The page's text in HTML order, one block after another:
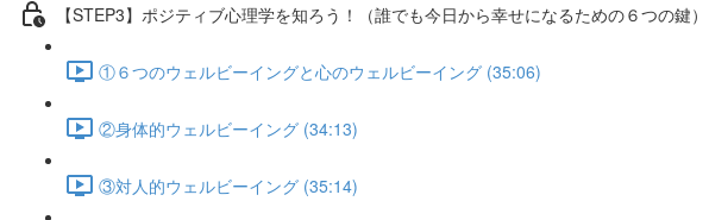
【STEP3】ポジティブ心理学を知ろう！（誰でも今日から幸せになるための６つの鍵）
①６つのウェルビーイングと心のウェルビーイング (35:06)
②身体的ウェルビーイング (34:13)
③対人的ウェルビーイング (35:14)